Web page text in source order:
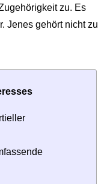
zu. Es
Jenes gehört nicht zu